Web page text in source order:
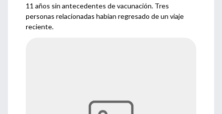
11 años sin antecedentes de vacunación. Tres
personas relacionadas habían regresado de un viaje
reciente.